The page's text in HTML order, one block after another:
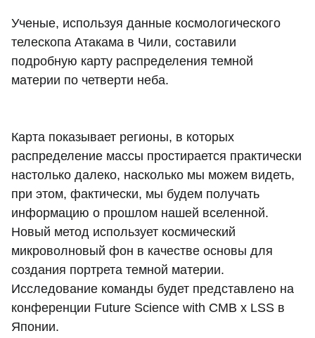
Ученые, используя данные космологического
телескопа Атакама в Чили, составили
подробную карту распределения темной
материи по четверти неба.
Карта показывает регионы, в которых
распределение массы простирается практически
настолько далеко, насколько мы можем видеть,
при этом, фактически, мы будем получать
информацию о прошлом нашей вселенной.
Новый метод использует космический
микроволновый фон в качестве основы для
создания портрета темной материи.
Исследование команды будет представлено на
конференции Future Science with CMB x LSS в
Японии.